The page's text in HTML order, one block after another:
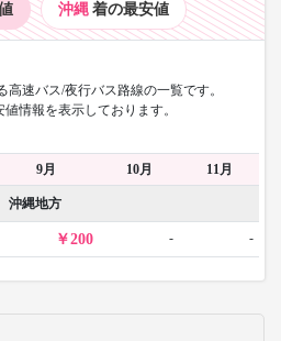
沖縄 着の最安値
高速バス/夜行バス路線の一覧です。
情報を表示しております。
9月 10月 11月
沖縄地方
200 - -